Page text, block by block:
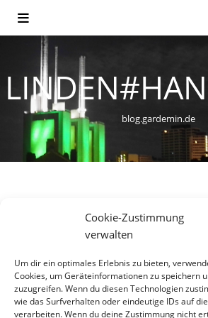
Cookie-Zustimmung
verwalten
Um dir ein optimales Erlebnis zu bieten,
Cookies, um Geräteinformationen zu speichern
zuzugreifen. Wenn du diesen Technologien
wie das Surfverhalten oder eindeutige IDs auf
verarbeiten. Wenn du deine Zustimmung nicht
blog.gardemin.de
VIELFALT
Vielfalt und
unseren Kiez
12. Mai 2014